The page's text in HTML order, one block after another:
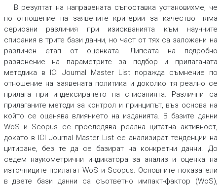
В резултат на направената съпоставка установихме, че
по отношение на заявените критерии за качество няма
сериозни различия при изискванията към научните
списания в трите бази данни, но част от тях са заложени на
различен етап от оценката. Липсата на подробно
разяснение на параметрите за подбор и прилаганата
методика в ICI Journal Master List поражда съмнение по
отношение на заявената политика и доколко тя реално се
прилага при индексирането на списанията. Различни са
прилаганите методи за контрол и принципът, въз основа на
който се оценява влиянието на изданията. В базите данни
WoS и Scopus се проследява реална цитатна активност,
докато в ICI Journal Master List се анализират тенденции на
цитиране, без те да се базират на конкретни данни. До
седем наукометрични индикатора за анализ и оценка на
източниците прилагат WoS и Scopus. Основните показатели
в двете бази данни са съответно импакт-фактор (WoS),